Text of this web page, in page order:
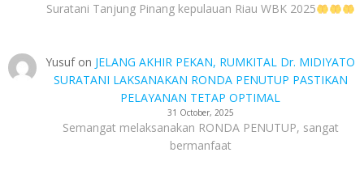
Suratani Tanjung Pinang kepulauan Riau WBK 2025
Yusufon JELANG AKHIR PEKAN, RUMKITAL Dr. MIDIYATO
SURATANI LAKSANAKAN RONDA PENUTUP PASTIKAN
PELAYANAN TETAP OPTIMAL
31 October, 2025
Semangat melaksanakan RONDA PENUTUP, sangat
bermanfaat